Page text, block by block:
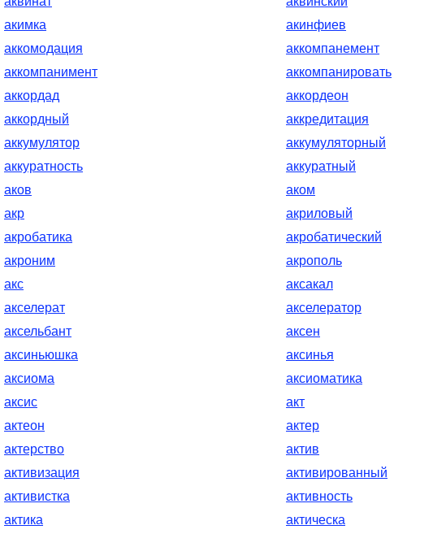
акимка
акинфиев
аккомодация
аккомпанемент
аккомпанимент
аккомпанировать
аккордад
аккордеон
аккордный
аккредитация
аккумулятор
аккумуляторный
аккуратность
аккуратный
аков
аком
акр
акриловый
акробатика
акробатический
акроним
акрополь
акс
аксакал
акселерат
акселератор
аксельбант
аксен
аксиньюшка
аксинья
аксиома
аксиоматика
аксис
акт
актеон
актер
актерство
актив
активизация
активированный
активистка
активность
актика актическа